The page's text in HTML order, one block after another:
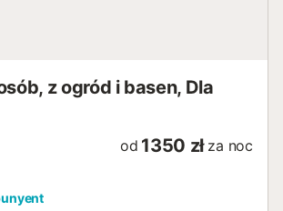
z ogród i basen, Dla
od 1350 zł za noc